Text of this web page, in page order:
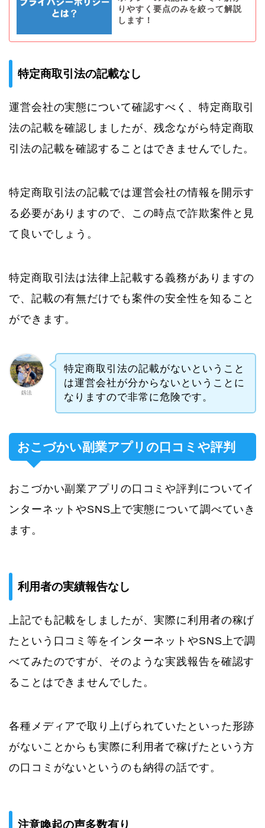
りやすく要点のみを絞って解説
します！
特定商取引法の記載なし
運営会社の実態について確認すべく、特定商取引
法の記載を確認しましたが、残念ながら特定商取
引法の記載を確認することはできませんでした。
特定商取引法の記載では運営会社の情報を開示す
る必要がありますので、この時点で詐欺案件と見
て良いでしょう。
特定商取引法は法律上記載する義務がありますの
で、記載の有無だけでも案件の安全性を知ること
ができます。
釼法
特定商取引法の記載がないということ
は運営会社が分からないということに
なりますので非常に危険です。
おこづかい副業アプリの口コミや評判
おこづかい副業アプリの口コミや評判についてイ
ンターネットやSNS上で実態について調べていき
ます。
利用者の実績報告なし
上記でも記載をしましたが、実際に利用者の稼げ
たという口コミ等をインターネットやSNS上で調
べてみたのですが、そのような実践報告を確認す
ることはできませんでした。
各種メディアで取り上げられていたといった形跡
がないことからも実際に利用者で稼げたという方
の口コミがないというのも納得の話です。
注意喚起の声多数有り